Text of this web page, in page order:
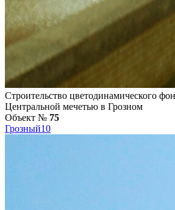
Строительство цветодинамического
Центральной мечетью в Грозном
Объект № 75
Грозный10